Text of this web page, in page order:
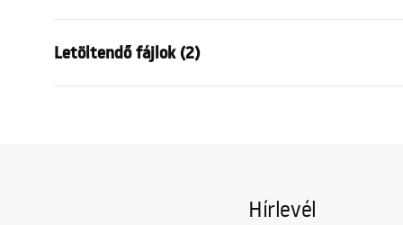
Felszerelés
Szín
Fehér,
Letöltendő fájlok (2)
Hírlevél